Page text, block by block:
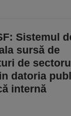
Sistemul
sursă de
de sectorul
datoria
internă